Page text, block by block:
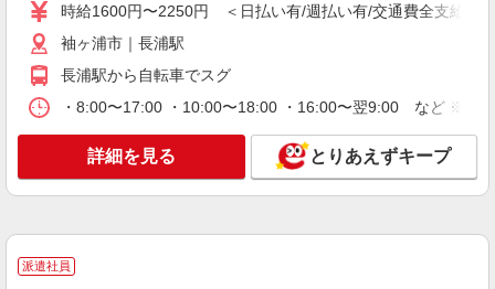
通費全支給(ガソリン代含む)＞
袖ヶ浦市|最寄り駅：長浦
キープ
派遣社員
株式会社kotrio /●CB-H-2095435
長浦駅★シフト柔軟で長く働きやすいシニア向
時給1500円〜2250円 ＜日払い有/週払い有/交
時給1600円〜2250円 ＜日払い有/週払い有/交通費全支給(ガ
袖ヶ浦市｜長浦駅
長浦駅から自転車でスグ
・8:00〜17:00 ・10:00〜18:00 ・16:00〜翌9:00 など ※休
詳細を見る とりあえずキープ
派遣社員